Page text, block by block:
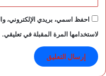
احفظ اسمي، بريدي الإلكتروني،
لاستخدامها المرة المقبلة في تعليقي.